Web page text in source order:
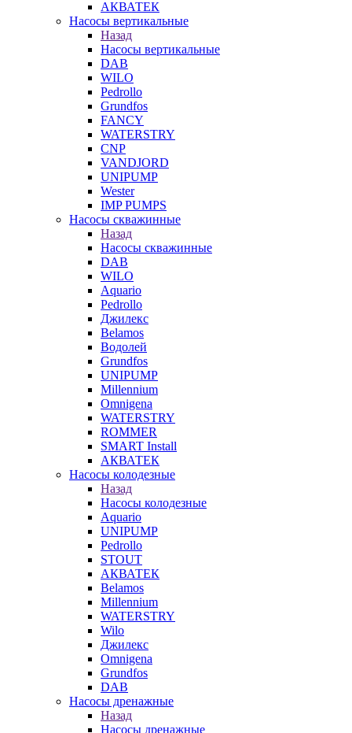
АКВАТЕК
Насосы вертикальные
Назад
Насосы вертикальные
DAB
WILO
Pedrollo
Grundfos
FANCY
WATERSTRY
CNP
VANDJORD
UNIPUMP
Wester
IMP PUMPS
Насосы скважинные
Назад
Насосы скважинные
DAB
WILO
Aquario
Pedrollo
Джилекс
Belamos
Водолей
Grundfos
UNIPUMP
Millennium
Omnigena
WATERSTRY
ROMMER
SMART Install
АКВАТЕК
Насосы колодезные
Назад
Насосы колодезные
Aquario
UNIPUMP
Pedrollo
STOUT
АКВАТЕК
Belamos
Millennium
WATERSTRY
Wilo
Джилекс
Omnigena
Grundfos
DAB
Насосы дренажные
Назад
Насосы дренажные